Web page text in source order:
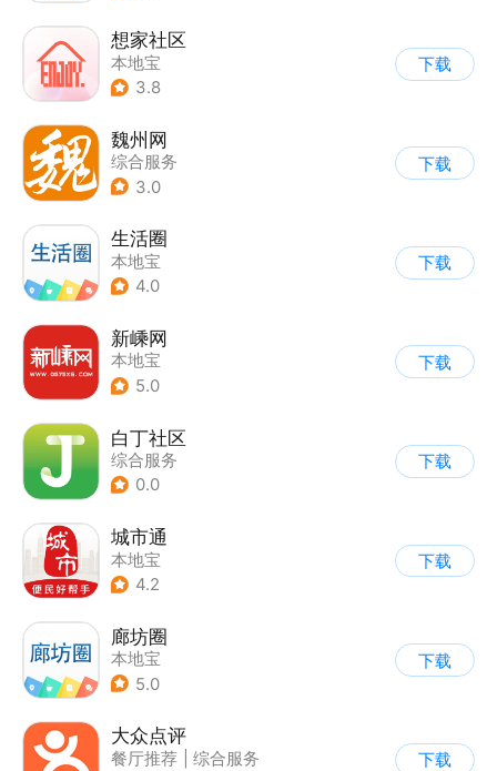
想家社区
本地宝
3.8
下载
魏州网
综合服务
3.0
下载
生活圈
本地宝
4.0
下载
新嵊网
本地宝
5.0
下载
白丁社区
综合服务
0.0
下载
城市通
本地宝
4.2
下载
廊坊圈
本地宝
5.0
下载
大众点评
餐厅推荐
综合服务
下载